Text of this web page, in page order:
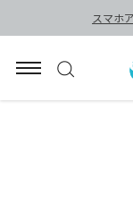
スマホ